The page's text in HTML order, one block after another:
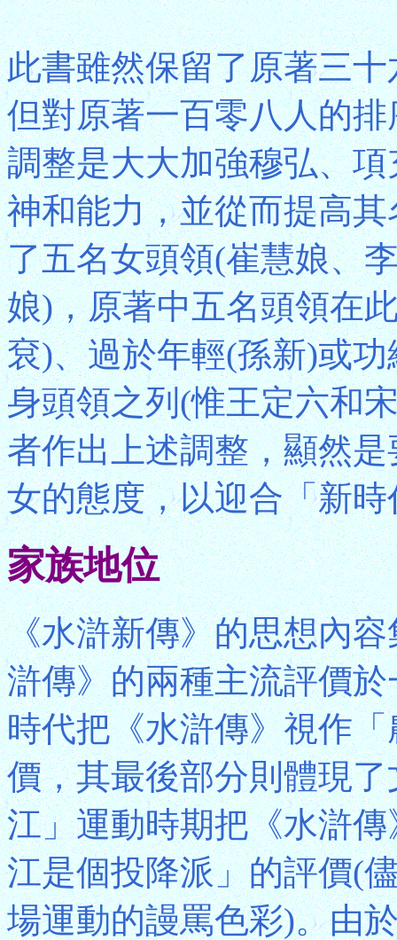
此書雖然保留了原著三
但對原著一百零八人的
調整是大大加強穆弘、
神和能力，並從而提高
了五名女頭領(崔慧娘、
娘)，原著中五名頭領在
袞)、過於年輕(孫新)或
身頭領之列(惟王定六和
者作出上述調整，顯然
女的態度，以迎合「新
家族地位
《水滸新傳》的思想內
滸傳》的兩種主流評價
時代把《水滸傳》視作
價，其最後部分則體現
江」運動時期把《水滸
江是個投降派」的評價(
場運動的謾罵色彩)。由